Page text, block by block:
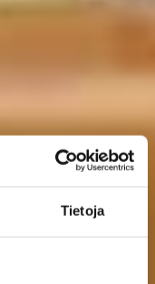
Tietoja